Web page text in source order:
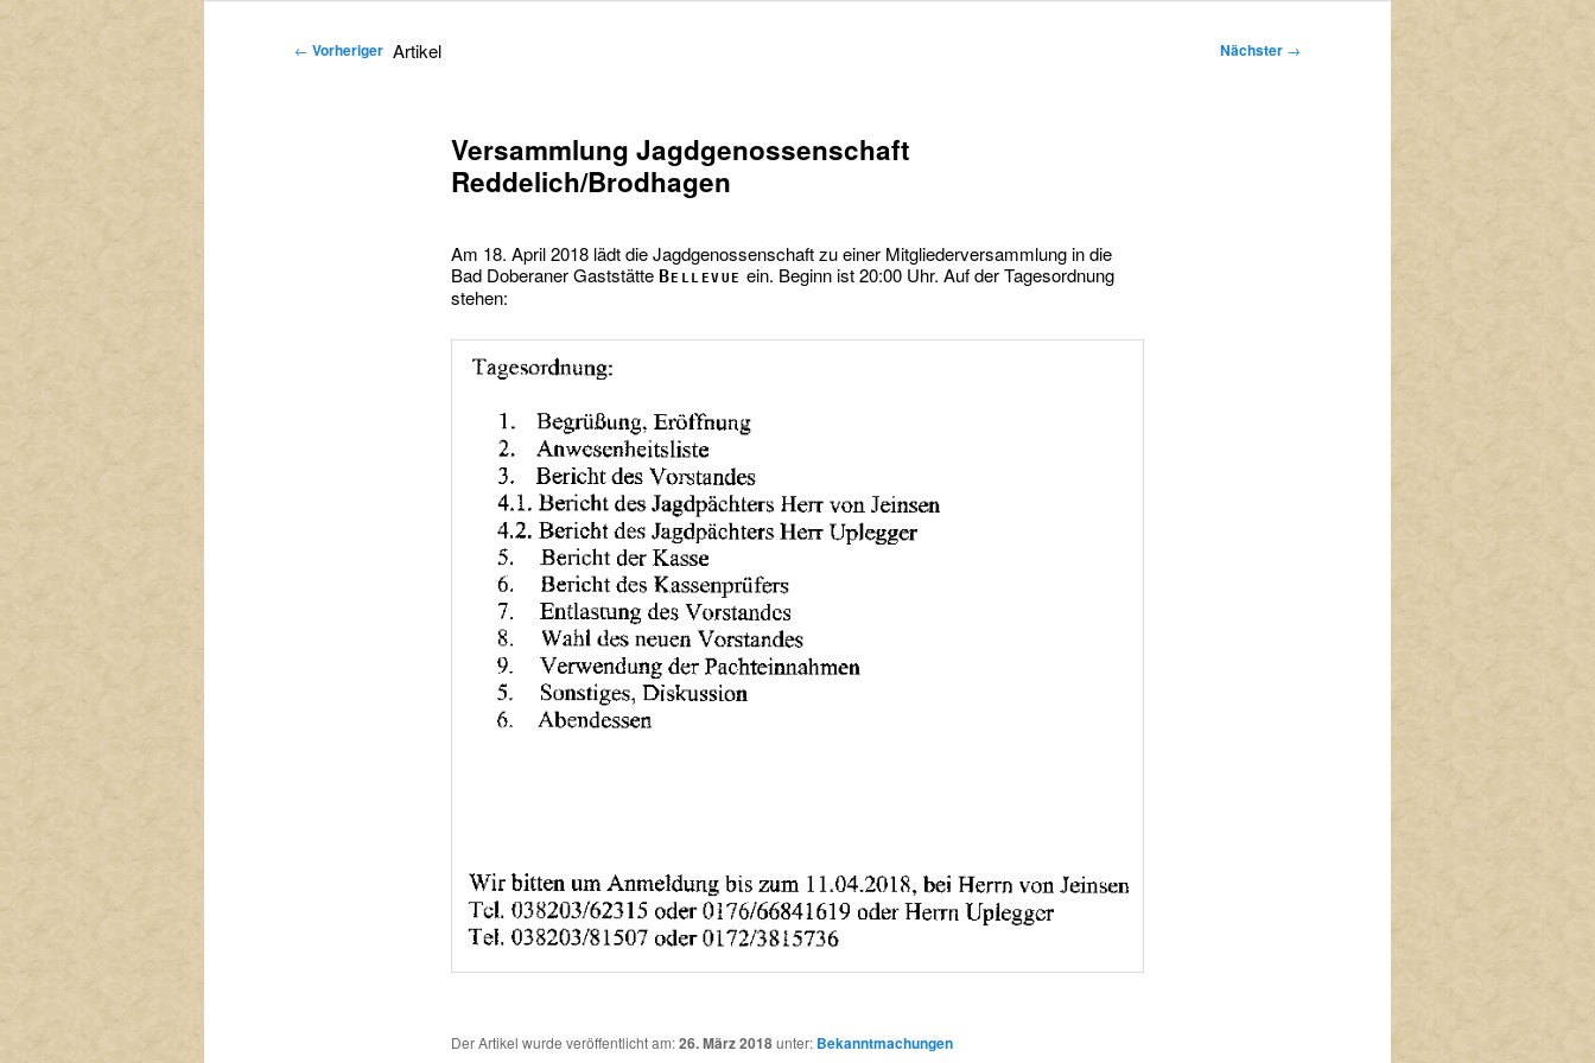
Artikel
← Vorheriger Nächster →
Versammlung Jagdgenossenschaft
Reddelich/Brodhagen
Am 18. April 2018 lädt die Jagdgenossenschaft zu einer Mitgliederversammlung in die
Bad Doberaner Gaststätte Bellevue ein. Beginn ist 20:00 Uhr. Auf der Tagesordnung
stehen:
Der Artikel wurde veröffentlicht am:26. März 2018unter: Bekanntmachungen